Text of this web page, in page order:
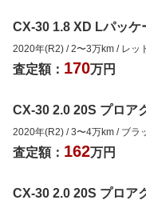
CX-30 1.8 XD Lパッケ
2020年(R2) /2〜3万km / レッ
査定額： 170万円
CX-30 2.0 20S プロア
2020年(R2) /3〜4万km / ブラ
査定額： 162万円
CX-30 2.0 20S プロア